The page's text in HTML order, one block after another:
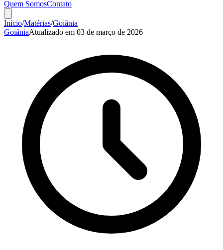
Quem SomosContato
Início/Matérias/Goiânia
GoiâniaAtualizado em 03 de março de 2026